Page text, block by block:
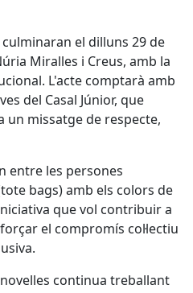
el dilluns 29 de
Miralles i Creus, amb la
L'acte comptarà amb
del Casal Júnior, que
un missatge de respecte,
entre les persones
bags) amb els colors de
que vol contribuir a
el compromís col·lectiu
continua treballant